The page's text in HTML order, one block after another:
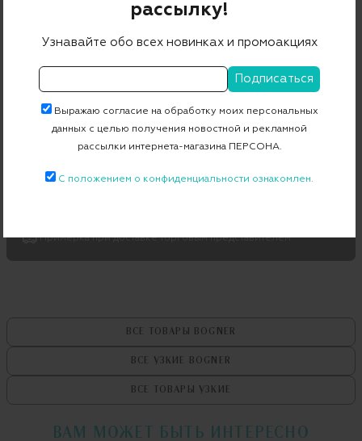
76% хлопок 23% полиамид 1% эластан
Страна производства Чехия
Примерка при доставке торговым представителем
ВСЕ ТОВАРЫ BOGNER
ВСЕ УЗКИЕ BOGNER
ВСЕ ТОВАРЫ УЗКИЕ
ВАМ МОЖЕТ БЫТЬ ИНТЕРЕСНО
рассылку!
Узнавайте обо всех новинках и промоакциях
Выражаю согласие на обработку моих персональных
данных с целью получения новостной и рекламной
рассылки интернета-магазина ПЕРСОНА.
С положением о конфиденциальности ознакомлен.